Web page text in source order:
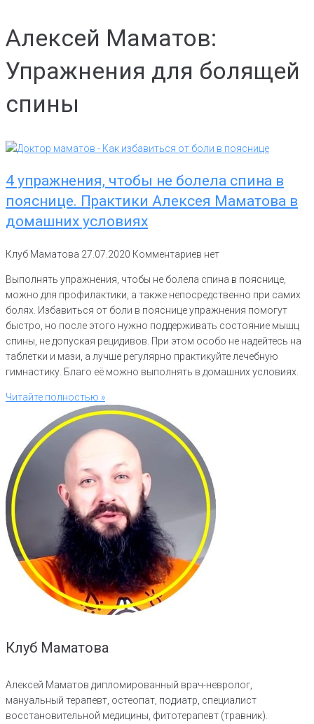
Алексей Маматов:
Упражнения для болящей
спины
4 упражнения, чтобы не болела спина в
пояснице. Практики Алексея Маматова в
домашних условиях
Клуб Маматова 27.07.2020 Комментариев нет
Выполнять упражнения, чтобы не болела спина в пояснице,
можно для профилактики, а также непосредственно при самих
болях. Избавиться от боли в пояснице упражнения помогут
быстро, но после этого нужно поддерживать состояние мышц
спины, не допуская рецидивов. При этом особо не надейтесь на
таблетки и мази, а лучше регулярно практикуйте лечебную
гимнастику. Благо её можно выполнять в домашних условиях.
Читайте полностью »
Клуб Маматова
Алексей Маматов дипломированный врач-невролог,
мануальный терапевт, остеопат, подиатр, специалист
восстановительной медицины, фитотерапевт (травник).